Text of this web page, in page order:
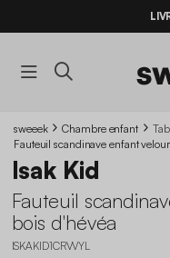
sweeek Chambre enfant
Fauteuil scandinave enfant
Isak Kid
Fauteuil
bois d'hévéa
ISKAKID1CRVVYL